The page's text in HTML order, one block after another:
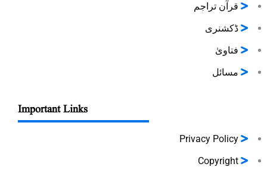
قرآن تراجم
ڈکشنری
فتاویٰ
مسائل
Important Links
Privacy Policy
Copyright